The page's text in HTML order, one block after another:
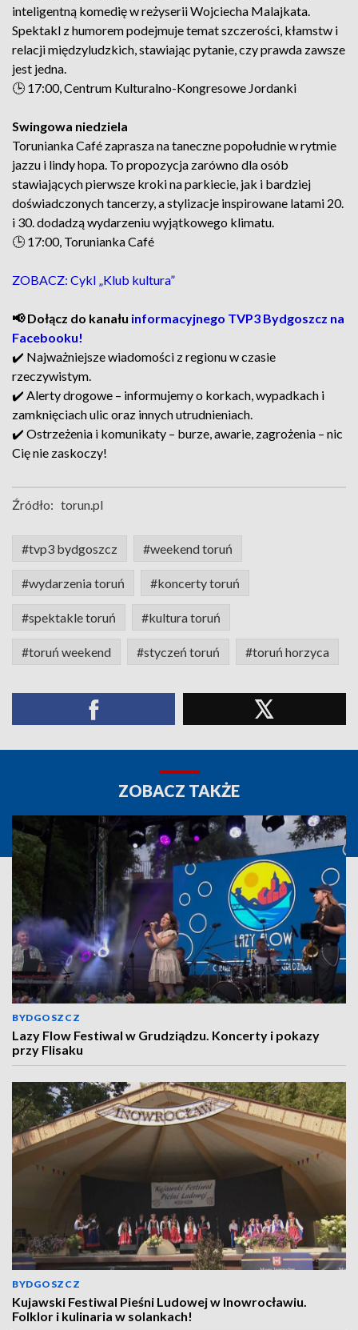
inteligentną komedię w reżyserii Wojciecha Malajkata.
Spektakl z humorem podejmuje temat szczerości, kłamstw i
relacji międzyludzkich, stawiając pytanie, czy prawda zawsze
jest jedna.
🕒 17:00, Centrum Kulturalno-Kongresowe Jordanki
Swingowa niedziela
Torunianka Café zaprasza na taneczne popołudnie w rytmie
jazzu i lindy hopa. To propozycja zarówno dla osób
stawiających pierwsze kroki na parkiecie, jak i bardziej
doświadczonych tancerzy, a stylizacje inspirowane latami 20.
i 30. dodadzą wydarzeniu wyjątkowego klimatu.
🕒 17:00, Torunianka Café
ZOBACZ: Cykl „Klub kultura”
📢 Dołącz do kanału informacyjnego TVP3 Bydgoszcz na
Facebooku!
✔️ Najważniejsze wiadomości z regionu w czasie
rzeczywistym.
✔️ Alerty drogowe – informujemy o korkach, wypadkach i
zamknięciach ulic oraz innych utrudnieniach.
✔️ Ostrzeżenia i komunikaty – burze, awarie, zagrożenia – nic
Cię nie zaskoczy!
Źródło: torun.pl
#tvp3 bydgoszcz #weekend toruń
#wydarzenia toruń #koncerty toruń
#spektakle toruń #kultura toruń
#toruń weekend #styczeń toruń #toruń horzyca
ZOBACZ TAKŻE
BYDGOSZCZ
Lazy Flow Festiwal w Grudziądzu. Koncerty i pokazy
przy Flisaku
BYDGOSZCZ
Kujawski Festiwal Pieśni Ludowej w Inowrocławiu.
Folklor i kulinaria w solankach!